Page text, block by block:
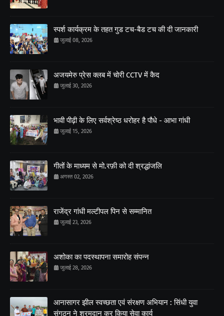
स्पर्श कार्यक्रम के तहत गुड टच-बैड टच की दी जानकारी
जुलाई 08, 2026
अजयमेरु प्रेस क्लब में चोरी CCTV में कैद
जुलाई 30, 2026
भावी पीढ़ी के लिए सर्वश्रेष्ठ धरोहर है पौधे - आभा गांधी
जुलाई 15, 2026
गीतों के माध्यम से मो.रफ़ी को दी श्रद्धांजलि
अगस्त 02, 2026
राजेंद्र गांधी मल्टीपल पिन से सम्मानित
जुलाई 23, 2026
अशोका का पदस्थापना समारोह संपन्न
जुलाई 28, 2026
आनासागर झील स्वच्छता एवं संरक्षण अभियान : सिंधी युवा
संगठन ने श्रमदान कर किया सेवा कार्य